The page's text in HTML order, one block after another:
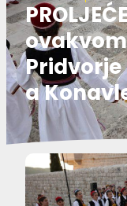
Pridvorje
a